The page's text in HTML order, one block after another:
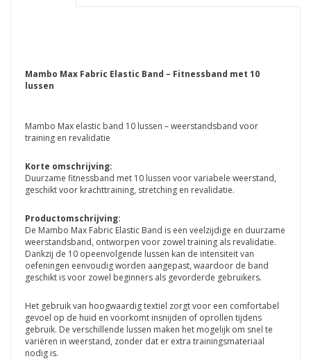
Mambo Max Fabric Elastic Band – Fitnessband met 10
lussen
Mambo Max elastic band 10 lussen – weerstandsband voor
training en revalidatie
Korte omschrijving:
Duurzame fitnessband met 10 lussen voor variabele weerstand,
geschikt voor krachttraining, stretching en revalidatie.
Productomschrijving:
De Mambo Max Fabric Elastic Band is een veelzijdige en duurzame
weerstandsband, ontworpen voor zowel training als revalidatie.
Dankzij de 10 opeenvolgende lussen kan de intensiteit van
oefeningen eenvoudig worden aangepast, waardoor de band
geschikt is voor zowel beginners als gevorderde gebruikers.
Het gebruik van hoogwaardig textiel zorgt voor een comfortabel
gevoel op de huid en voorkomt insnijden of oprollen tijdens
gebruik. De verschillende lussen maken het mogelijk om snel te
variëren in weerstand, zonder dat er extra trainingsmateriaal
nodig is.